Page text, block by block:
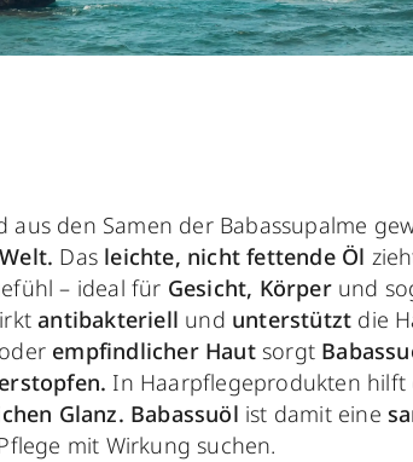
aus den Samen der Babassupalme
Dasleichte, nicht fettende Öl
– ideal für Gesicht, Körperund
antibakteriell und unterstützt die
oder empfindlicher Haut sorgt
In Haarpflegeprodukten hilft
Glanz. Babassuöl ist damit eine
mit Wirkung suchen.